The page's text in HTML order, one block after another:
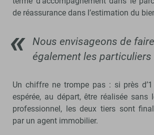
de réassurance dans l’estimation du
Nous envisageons de
également les particuliers
Un chiffre ne trompe pas : si près
espérée, au départ, être réalisée sans
professionnel, les deux tiers sont
par un agent immobilier.